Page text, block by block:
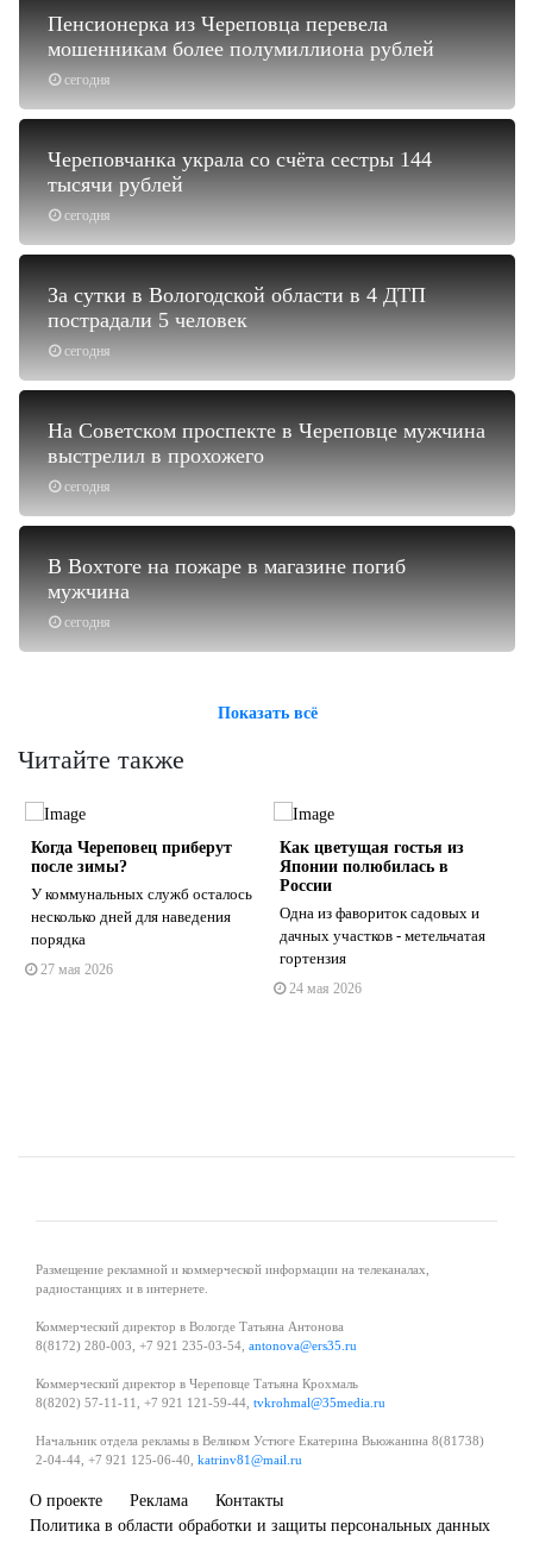
сегодня
Пенсионерка из Череповца перевела
мошенникам более полумиллиона рублей
сегодня
Череповчанка украла со счёта сестры 144
тысячи рублей
сегодня
За сутки в Вологодской области в 4 ДТП
пострадали 5 человек
сегодня
На Советском проспекте в Череповце мужчина
выстрелил в прохожего
сегодня
В Вохтоге на пожаре в магазине погиб
мужчина
Показать всё
Читайте также
Когда Череповец приберут
после зимы?
У коммунальных служб осталось
несколько дней для наведения
порядка
27 мая 2026
Как цветущая гостья из
Японии полюбилась в
России
Одна из фавориток садовых и
дачных участков - метельчатая
гортензия
24 мая 2026
Размещение рекламной и коммерческой информации на телеканалах,
радиостанциях и в интернете.
Коммерческий директор в Вологде Татьяна Антонова
8(8172) 280-003, +7 921 235-03-54, antonova@ers35.ru
Коммерческий директор в Череповце Татьяна Крохмаль
8(8202) 57-11-11, +7 921 121-59-44, tvkrohmal@35media.ru
Начальник отдела рекламы в Великом Устюге Екатерина Вьюжанина 8(81738)
2-04-44, +7 921 125-06-40, katrinv81@mail.ru
О проекте Реклама
Контакты
Политика в области обработки и защиты персональных данных